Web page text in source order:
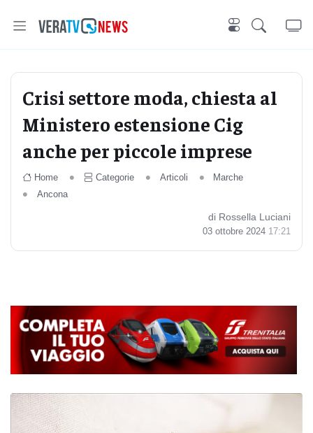
Crisi settore moda, chiesta al
Ministero estensione Cig
anche per piccole imprese
Home Categorie Articoli
Marche
Ancona
di Rossella Luciani
03 ottobre 2024 17:21